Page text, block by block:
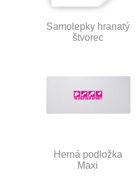
Samolepky hranatý
štvorec
Herná podložka
Maxi